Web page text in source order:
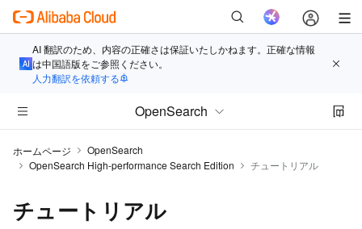
AI 翻訳のため、内容の正確さは保証いたしかねます。正確な情報
は中国語版をご参照ください。
人力翻訳を依頼する
OpenSearch
ホームページ
OpenSearch
OpenSearch High-performance Search Edition
チュートリアル
チュートリアル